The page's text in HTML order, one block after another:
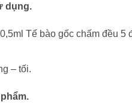
dụng.
Tế bào gốc chấm đều 5
– tối.